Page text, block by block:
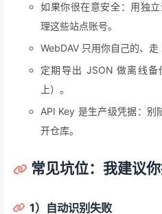
如果你很在意安全：用独
理这些站点账号。
WebDAV 只用你自己的、走
定期导出 JSON 做离线
上）。
API Key 是生产级凭据：别
开仓库。
常见坑位：我建议
1）自动识别失败